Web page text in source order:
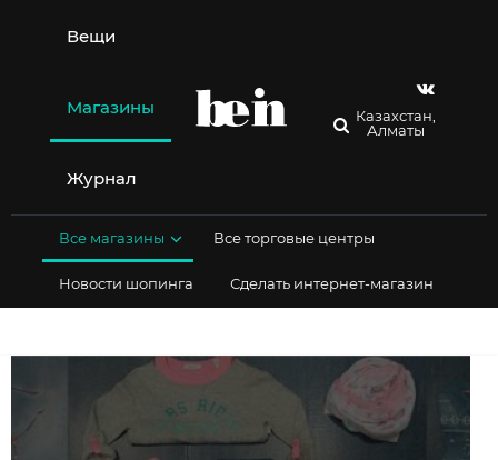
содержимому
Вещи
Магазины
Журнал
Казахстан,
Алматы
Все магазины Все торговые центры
Новости шопинга Сделать интернет-магазин